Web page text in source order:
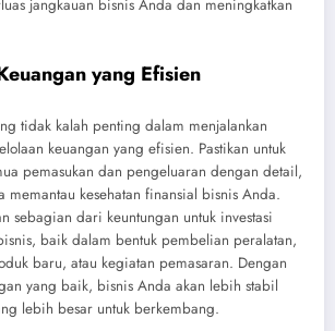
jangkauan bisnis Anda dan meningkatkan
yang Efisien
tidak kalah penting dalam menjalankan
keuangan yang efisien. Pastikan untuk
pemasukan dan pengeluaran dengan detail,
memantau kesehatan finansial bisnis Anda.
sebagian dari keuntungan untuk investasi
baik dalam bentuk pembelian peralatan,
baru, atau kegiatan pemasaran. Dengan
yang baik, bisnis Anda akan lebih stabil
lebih besar untuk berkembang.